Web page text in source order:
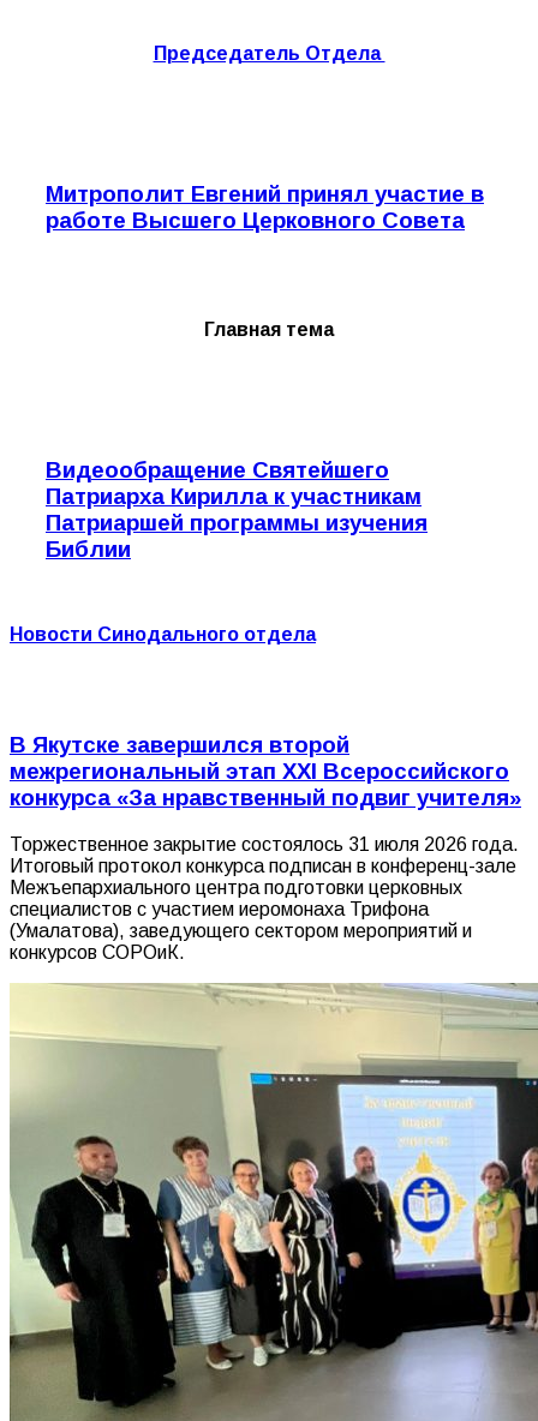
Председатель Отдела
Митрополит Евгений принял участие в
работе Высшего Церковного Совета
Главная тема
Видеообращение Святейшего
Патриарха Кирилла к участникам
Патриаршей программы изучения
Библии
Новости Синодального отдела
В Якутске завершился второй
межрегиональный этап XXI Всероссийского
конкурса «За нравственный подвиг учителя»
Торжественное закрытие состоялось 31 июля 2026 года.
Итоговый протокол конкурса подписан в конференц-зале
Межъепархиального центра подготовки церковных
специалистов с участием иеромонаха Трифона
(Умалатова), заведующего сектором мероприятий и
конкурсов СОРОиК.